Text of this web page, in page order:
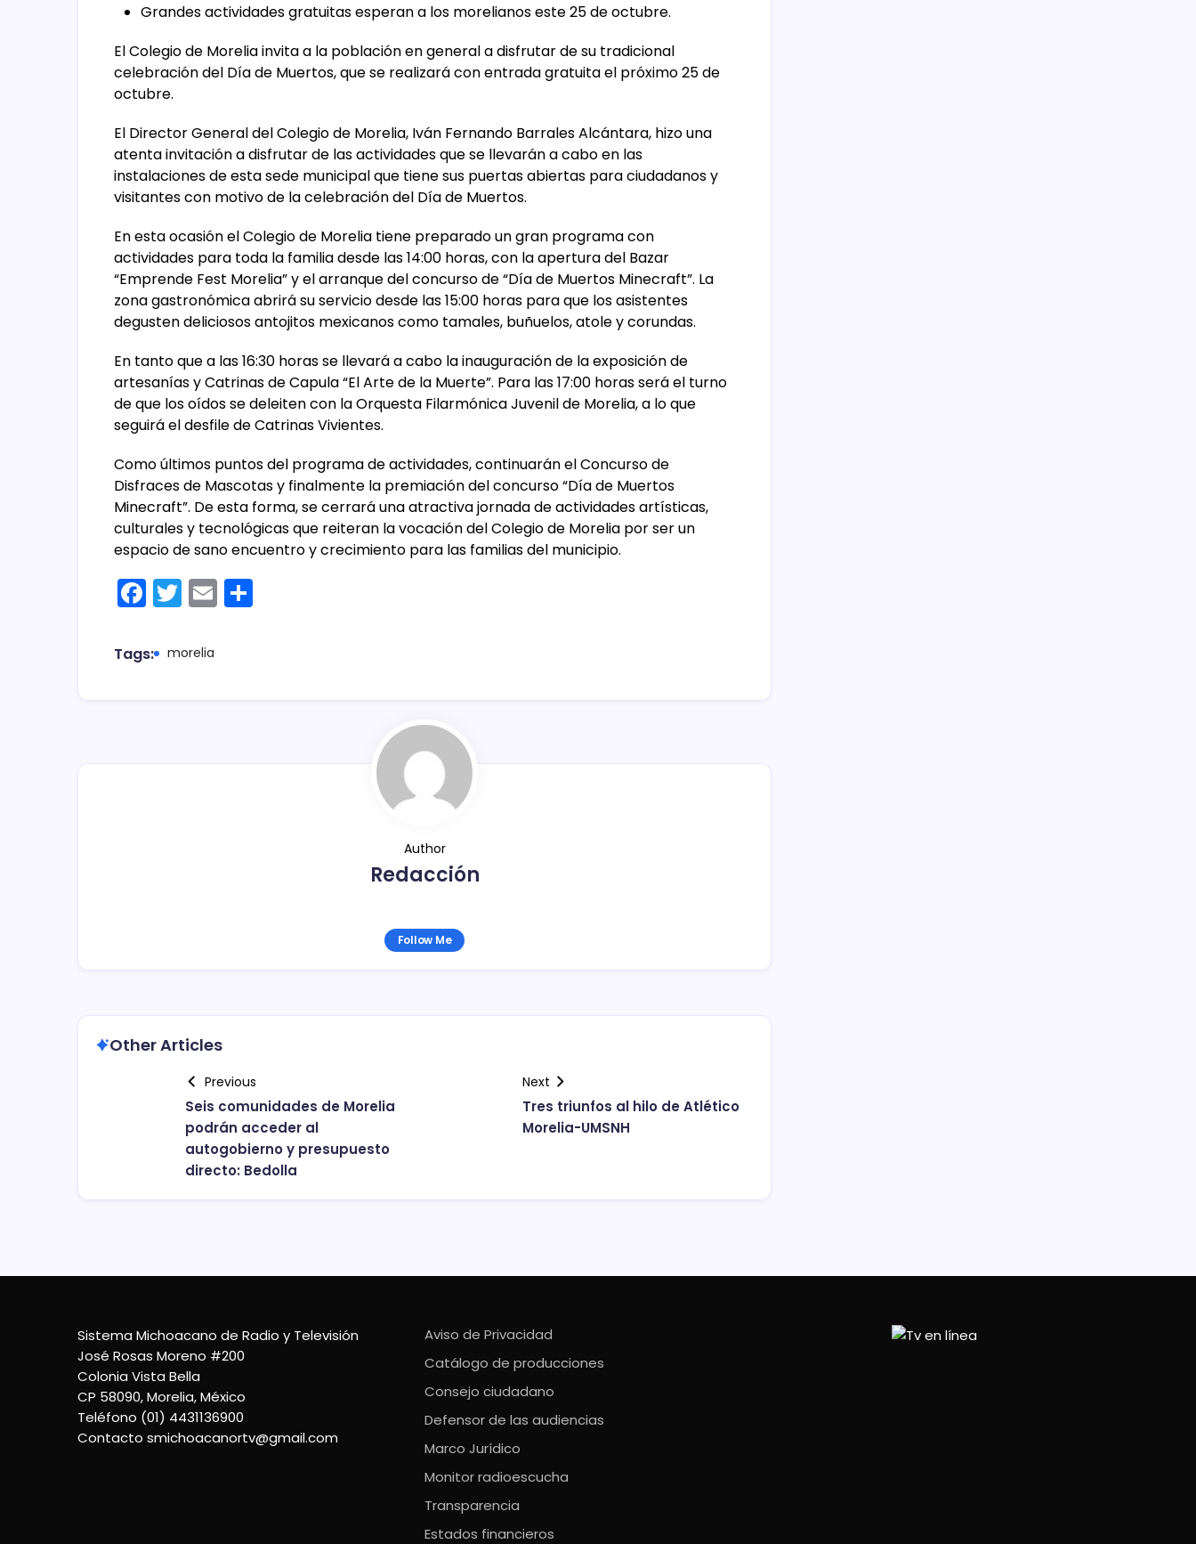
Grandes actividades gratuitas esperan a los morelianos este 25 de octubre.
El Colegio de Morelia invita a la población en general a disfrutar de su tradicional
celebración del Día de Muertos, que se realizará con entrada gratuita el próximo 25 de
octubre.
El Director General del Colegio de Morelia, Iván Fernando Barrales Alcántara, hizo una
atenta invitación a disfrutar de las actividades que se llevarán a cabo en las
instalaciones de esta sede municipal que tiene sus puertas abiertas para ciudadanos y
visitantes con motivo de la celebración del Día de Muertos.
En esta ocasión el Colegio de Morelia tiene preparado un gran programa con
actividades para toda la familia desde las 14:00 horas, con la apertura del Bazar
“Emprende Fest Morelia” y el arranque del concurso de “Día de Muertos Minecraft”. La
zona gastronómica abrirá su servicio desde las 15:00 horas para que los asistentes
degusten deliciosos antojitos mexicanos como tamales, buñuelos, atole y corundas.
En tanto que a las 16:30 horas se llevará a cabo la inauguración de la exposición de
artesanías y Catrinas de Capula “El Arte de la Muerte”. Para las 17:00 horas será el turno
de que los oídos se deleiten con la Orquesta Filarmónica Juvenil de Morelia, a lo que
seguirá el desfile de Catrinas Vivientes.
Como últimos puntos del programa de actividades, continuarán el Concurso de
Disfraces de Mascotas y finalmente la premiación del concurso “Día de Muertos
Minecraft”. De esta forma, se cerrará una atractiva jornada de actividades artísticas,
culturales y tecnológicas que reiteran la vocación del Colegio de Morelia por ser un
espacio de sano encuentro y crecimiento para las familias del municipio.
F
a
c
T
w
itt
E
m
Tags: morelia
Author
Redacción
Follow Me
Other Articles
Previous
Seis comunidades de Morelia
podrán acceder al
autogobierno y presupuesto
directo: Bedolla
Next
Tres triunfos al hilo de Atlético
Morelia-UMSNH
Sistema Michoacano de Radio y Televisión
José Rosas Moreno #200
Colonia Vista Bella
CP 58090, Morelia, México
Teléfono (01) 4431136900
Contacto smichoacanortv@gmail.com
Aviso de Privacidad
Catálogo de producciones
Consejo ciudadano
Defensor de las audiencias
Marco Jurídico
Monitor radioescucha
Transparencia
Estados financieros